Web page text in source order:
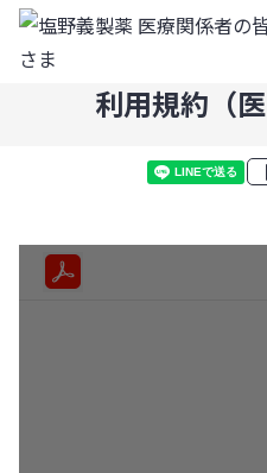
利用規約（